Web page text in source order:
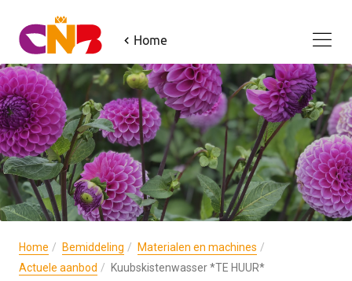
Home
Home Bemiddeling
Materialen en machines
Actuele aanbod
Kuubskistenwasser *TE HUUR*